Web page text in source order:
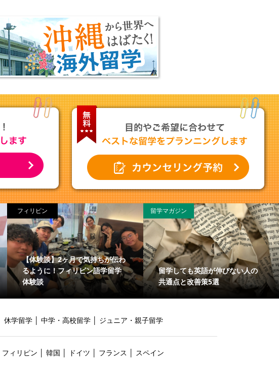
フィリピン
【体験談】2ヶ月で気持ちが伝わ
るように！フィリピン語学留学
体験談
留学マガジン
留学しても英語が伸びない人の
共通点と改善策5選
休学留学 中学・高校留学 ジュニア・親子留学
フィリピン 韓国 ドイツ フランス スペイン